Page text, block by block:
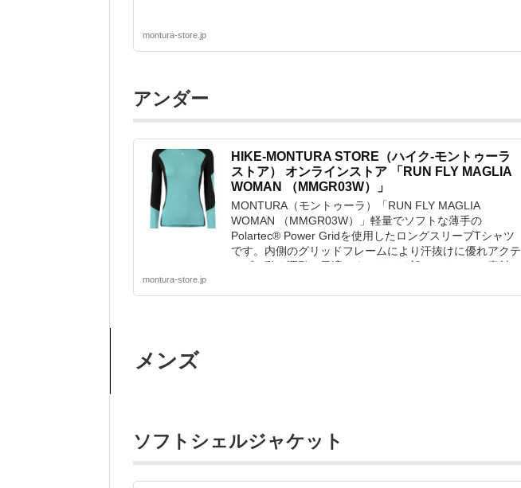
montura-store.jp
アンダー
HIKE-MONTURA STORE（ハイク-モントゥーラ
ストア） オンラインストア 「RUN FLY MAGLIA
WOMAN （MMGR03W）」
MONTURA（モントゥーラ）「RUN FLY MAGLIA
WOMAN （MMGR03W）」軽量でソフトな薄手の
Polartec® Power Gridを使用したロングスリーブTシャツ
です。内側のグリッドフレームにより汗抜けに優れアクテ
ィブに動く運動に最適です。サイド部のストレッチ素材に
montura-store.jp
メンズ
ソフトシェルジャケット